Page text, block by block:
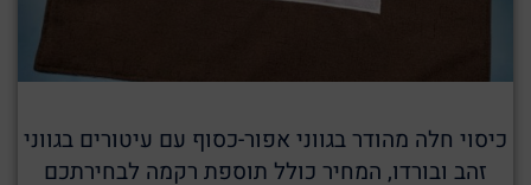
כיסוי חלה מהודר בגווני אפור-כסוף עם עיטורים בגווני
זהב ובורדו, המחיר כולל תוספת רקמה לבחירתכם